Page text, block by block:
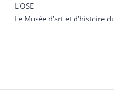
L’OSE
Le Musée d’art et d’histoire